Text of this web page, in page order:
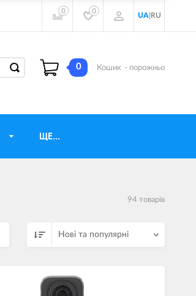
0 0
UA| RU
0 Кошик - порожньо
ЩЕ...
Трехфазные генераторы
94 товарiв
Нові та популярні